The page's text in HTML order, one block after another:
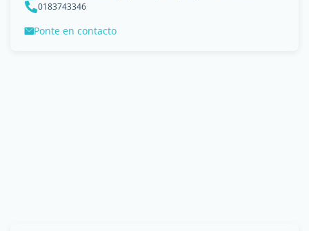
0183743346
Ponte en contacto